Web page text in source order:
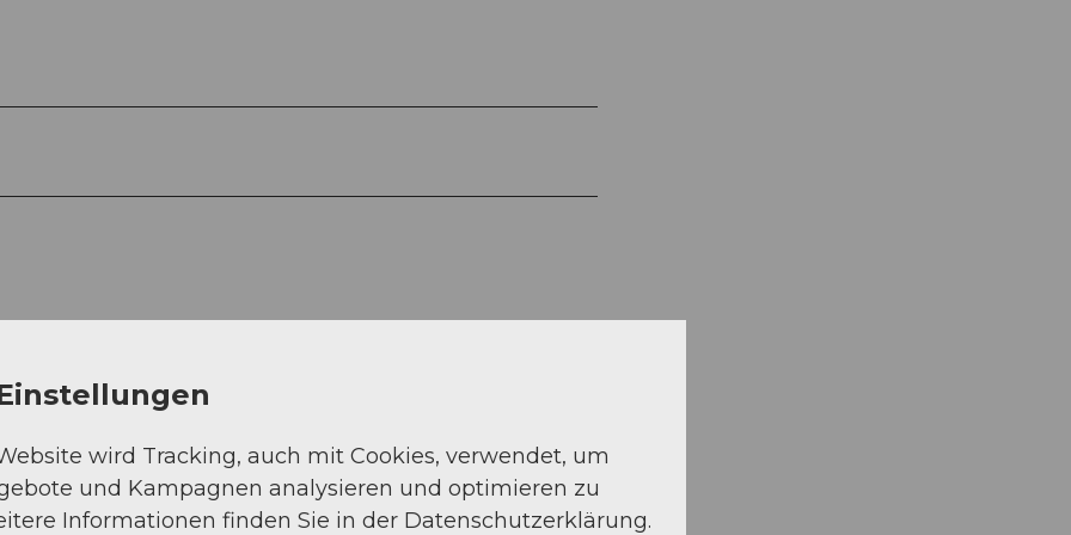
wird Tracking, auch mit Cookies, verwendet, um
und Kampagnen analysieren und optimieren zu
Informationen finden Sie in der Datenschutzerklärung.